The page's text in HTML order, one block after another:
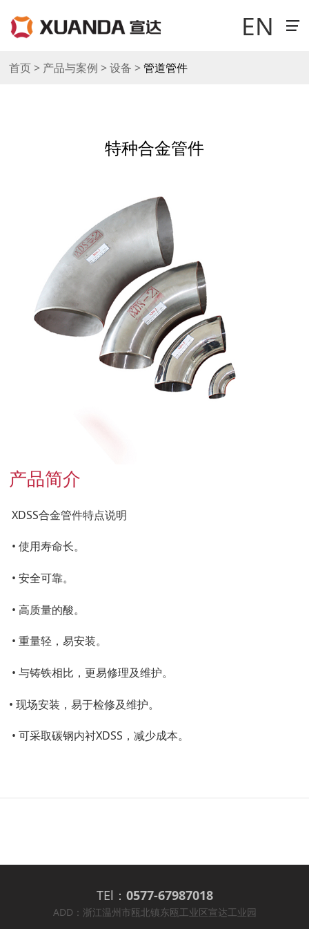
销售与网络
工作机会
EN
首页 > 产品与案例 > 设备 >管道管件
特种合金管件
产品简介
XDSS合金管件特点说明
• 使用寿命长。
• 安全可靠。
• 高质量的酸。
• 重量轻，易安装。
• 与铸铁相比，更易修理及维护。
• 现场安装，易于检修及维护。
• 可采取碳钢内衬XDSS，减少成本。
TEl： 0577-67987018
ADD：浙江温州市瓯北镇东瓯工业区宣达工业园